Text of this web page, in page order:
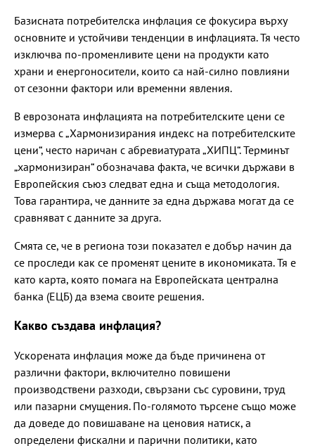
Базисната потребителска инфлация се фокусира върху
основните и устойчиви тенденции в инфлацията. Тя често
изключва по-променливите цени на продукти като
храни и енергоносители, които са най-силно повлияни
от сезонни фактори или временни явления.
В еврозоната инфлацията на потребителските цени се
измерва с „Хармонизирания индекс на потребителските
цени“, често наричан с абревиатурата „ХИПЦ“. Терминът
„хармонизиран“ обозначава факта, че всички държави в
Европейския съюз следват една и съща методология.
Това гарантира, че данните за една държава могат да се
сравняват с данните за друга.
Смята се, че в региона този показател е добър начин да
се проследи как се променят цените в икономиката. Тя е
като карта, която помага на Европейската централна
банка (ЕЦБ) да взема своите решения.
Какво създава инфлация?
Ускорената инфлация може да бъде причинена от
различни фактори, включително повишени
производствени разходи, свързани със суровини, труд
или пазарни смущения. По-голямото търсене също може
да доведе до повишаване на ценовия натиск, а
определени фискални и парични политики, като